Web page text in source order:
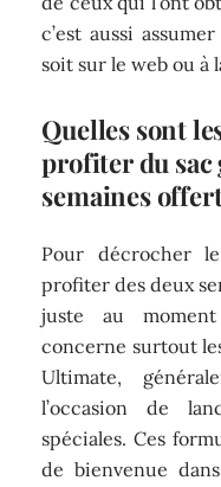
c’est aussi
soit sur le web ou à
Quelles sont
profiter du sac
semaines
Pour décrocher
profiter des deux
juste au moment
concerne surtout
Ultimate,
l’occasion de
spéciales. Ces
de bienvenue